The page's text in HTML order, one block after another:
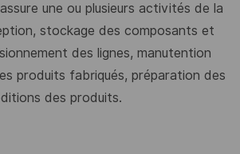
assure une ou plusieurs activités de la
stockage des composants et
des lignes, manutention
produits fabriqués, préparation des
des produits.